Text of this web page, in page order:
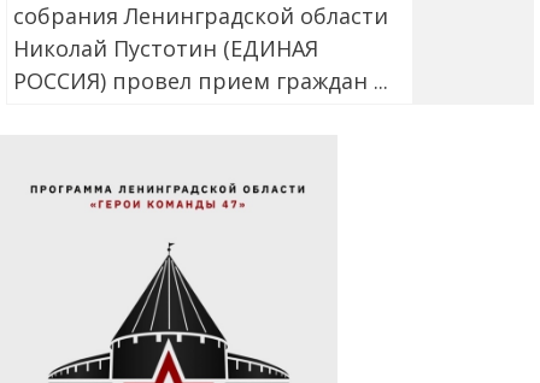
собрания Ленинградской области
Николай Пустотин (ЕДИНАЯ
РОССИЯ) провел прием граждан ...